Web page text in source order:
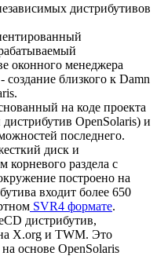
дистрибутивов
оконного менеджера
создание близкого к Damn
на коде проекта
OpenSolaris) и
последнего.
диск и
корневого раздела с
построено на
входит более 650
SVR4 формате.
дистрибутив,
X.org и TWM. Это
основе OpenSolaris